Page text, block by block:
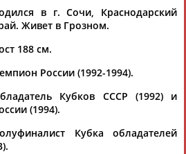
ЛЕДЯХОВ"
уникальных документов
в г. Сочи, Краснодарский
Живет в Грозном.
188 см.
России (1992-1994).
Кубков СССР (1992) и
(1994).
Кубка обладателей